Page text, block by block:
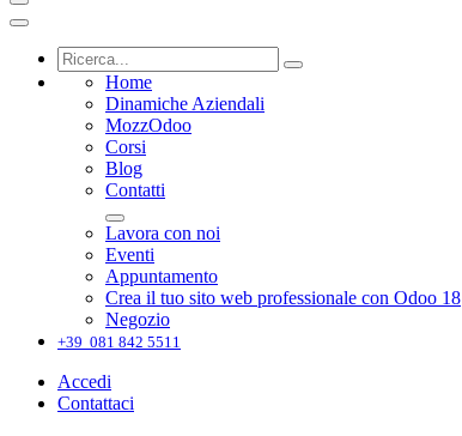
Home
Dinamiche Aziendali
MozzOdoo
Corsi
Blog
Contatti
Lavora con noi
Eventi
Appuntamento
Crea il tuo sito web professionale con Odoo 18
Negozio
+39 081 842 5511
Accedi
Contattaci